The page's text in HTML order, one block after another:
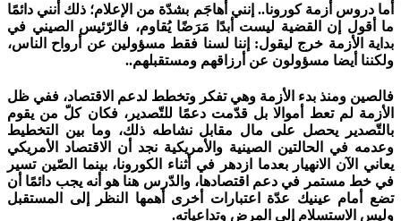
أما دروس أزمة كورونا.. إنني أهاجَم بشدّة من الإعلام؛ ذلك أنني دائمًا
ما أقول إن القضية ليست أبدًا مَرَضًا يُقاوم، فالرّئيس الصيني في
بداية الأزمة خرج ليقول: إننا لسنا فقط مسؤولين عن أرواح الناس،
ولكننا أيضا مسؤولون عن أرزاقهم ومستقبلهم..
فالصين ومنذ بدء الأزمة وهي تفكر وتخطط لدعم الاقتصاد، ففي ظل
الأزمة لم تعط أموالا بل قدّمت دعمًا للتّصدير، فكان كلّ من يقوم
بالتّصدير يحصل على مال مقابل نشاطه ذلك، وما بين التخطيط
وعدمه في الحالتين الصينية والأمريكية نجد أن الاقتصاد الأمريكي
يعاني الآن الانهيار بعدما ازدهر في أثناء الكورونا، بينما الصّين تسير
في خط مستمر في دعم اقتصادها، والدّرس هنا هو أنه يجب دائمًا أن
تضع أمام عينيك عدّة اعتبارات أخرى أهمها النظر إلى المستقبل
وليس الاستسلام إلى المرض وتداعياته.